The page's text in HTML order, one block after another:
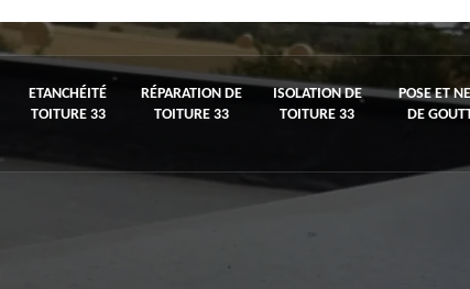
ETANCHÉITÉ
TOITURE 33
RÉPARATION DE
TOITURE 33
ISOLATION DE
TOITURE 33
POSE ET
DE